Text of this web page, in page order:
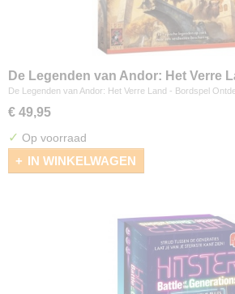
De Legenden van Andor: Het Verre
De Legenden van Andor: Het Verre Land - Bordspel
€ 49,95
✓ Op voorraad
IN WINKELWAGEN